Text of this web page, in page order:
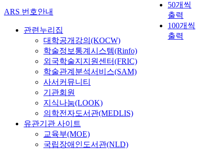
50개씩
출력
100개씩
출력
ARS 번호안내
관련누리집
대학공개강의(KOCW)
학술정보통계시스템(Rinfo)
외국학술지지원센터(FRIC)
학술관계분석서비스(SAM)
사서커뮤니티
기관회원
지식나눔(LOOK)
의학전자도서관(MEDLIS)
유관기관 사이트
교육부(MOE)
국립장애인도서관(NLD)